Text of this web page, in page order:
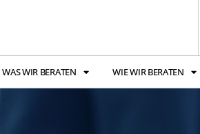
WAS WIR BERATEN WIE WIR BERATEN